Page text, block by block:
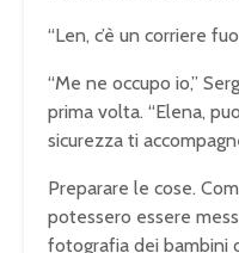
“Len, c’è un corriere
“Me ne occupo io,”
prima volta. “Elena,
sicurezza ti
Preparare le cose.
potessero essere
fotografia dei bambini